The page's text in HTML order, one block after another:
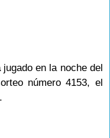
jugado en la noche del
número 4153, el
.